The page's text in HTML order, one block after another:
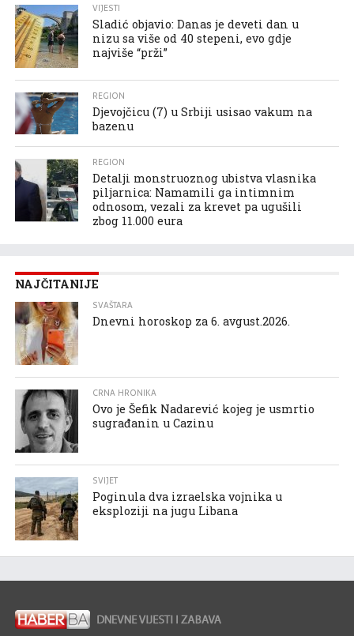
VIJESTI
Sladić objavio: Danas je deveti dan u
nizu sa više od 40 stepeni, evo gdje
najviše “prži”
REGION
Djevojčicu (7) u Srbiji usisao vakum na
bazenu
REGION
Detalji monstruoznog ubistva vlasnika
piljarnica: Namamili ga intimnim
odnosom, vezali za krevet pa ugušili
zbog 11.000 eura
NAJČITANIJE
SVAŠTARA
Dnevni horoskop za 6. avgust.2026.
CRNA HRONIKA
Ovo je Šefik Nadarević kojeg je usmrtio
sugrađanin u Cazinu
SVIJET
Poginula dva izraelska vojnika u
eksploziji na jugu Libana